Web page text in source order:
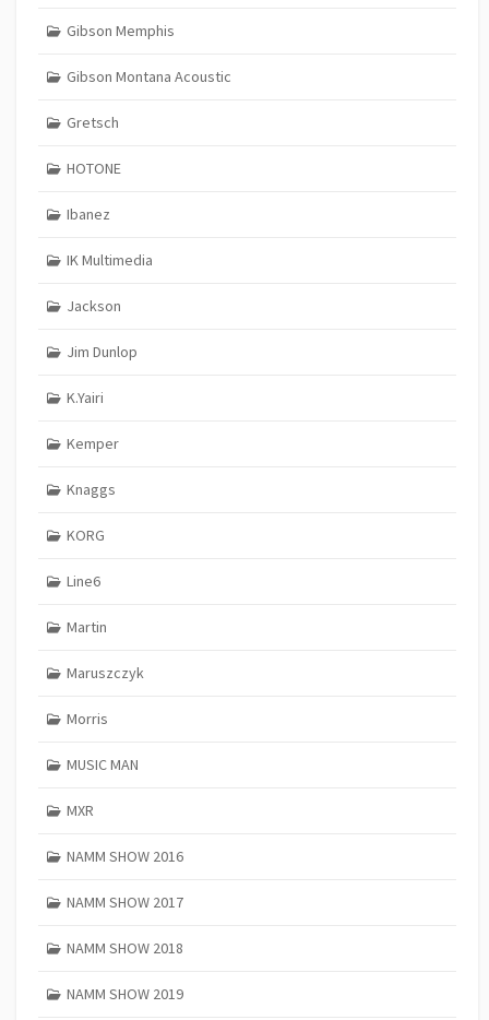
Gibson Memphis
Gibson Montana Acoustic
Gretsch
HOTONE
Ibanez
IK Multimedia
Jackson
Jim Dunlop
K.Yairi
Kemper
Knaggs
KORG
Line6
Martin
Maruszczyk
Morris
MUSIC MAN
MXR
NAMM SHOW 2016
NAMM SHOW 2017
NAMM SHOW 2018
NAMM SHOW 2019